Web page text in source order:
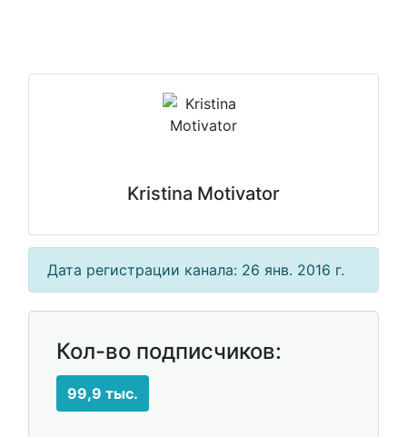
Kristina Motivator
Дата регистрации канала: 26 янв. 2016 г.
Кол-во подписчиков:
99,9 тыс.